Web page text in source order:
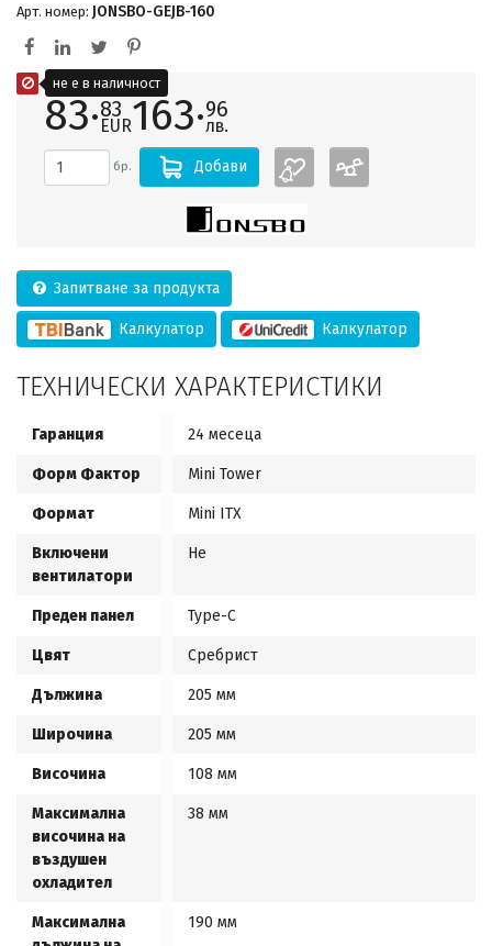
Арт. номер: JONSBO-GEJB-160
83·83
EUR163·96
лв.
бр. Добави
Запитване за продукта
Калкулатор Калкулатор
ТЕХНИЧЕСКИ ХАРАКТЕРИСТИКИ
Гаранция 24 месеца
Форм Фактор Mini Tower
Формат Mini ITX
Включени
вентилатори
Не
Преден панел Type-C
Цвят Сребрист
Дължина 205 мм
Широчина 205 мм
Височина 108 мм
Максимална
височина на
въздушен
охладител
38 мм
Максимална
190 мм
не е в наличност